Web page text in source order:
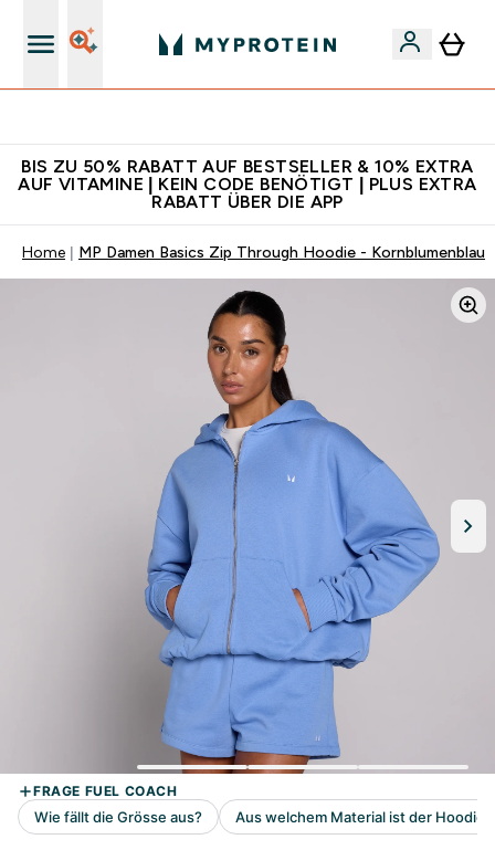
BIS ZU 50% RABATT AUF BESTSELLER & 10% EXTRA
AUF VITAMINE | KEIN CODE BENÖTIGT | PLUS EXTRA
RABATT ÜBER DIE APP
Home MP Damen Basics Zip Through Hoodie - Kornblumenblau